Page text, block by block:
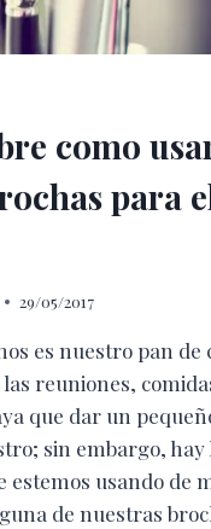
como
para
29/05/2017
es nuestro pan de
reuniones,
que dar un
sin embargo, hay
estemos usando de
de nuestras